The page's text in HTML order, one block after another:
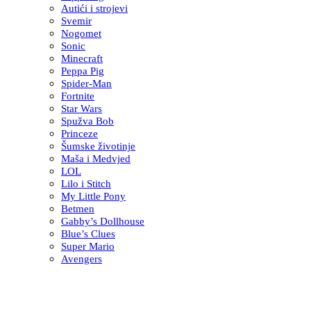
Autići i strojevi
Svemir
Nogomet
Sonic
Minecraft
Peppa Pig
Spider-Man
Fortnite
Star Wars
Spužva Bob
Princeze
Šumske životinje
Maša i Medvjed
LOL
Lilo i Stitch
My Little Pony
Betmen
Gabby’s Dollhouse
Blue’s Clues
Super Mario
Avengers